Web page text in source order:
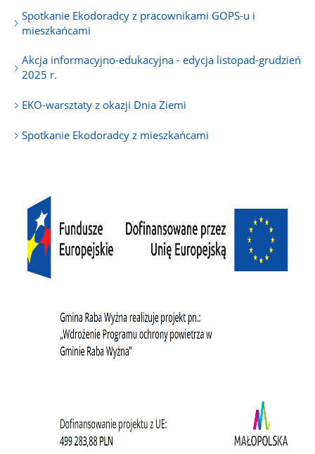
Spotkanie Ekodoradcy z pracownikami GOPS-u i
mieszkańcami
Akcja informacyjno-edukacyjna - edycja listopad-grudzień
2025 r.
EKO-warsztaty z okazji Dnia Ziemi
Spotkanie Ekodoradcy z mieszkańcami